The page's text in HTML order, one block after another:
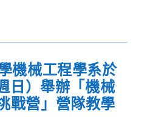
機械工程學系於
日）舉辦「機械
戰營」營隊教學